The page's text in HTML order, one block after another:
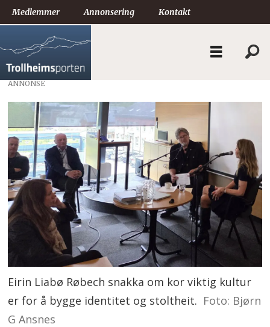
Medlemmer Annonsering Kontakt
ANNONSE
Eirin Liabø Røbech snakka om kor viktig kultur
er for å bygge identitet og stoltheit. Foto: Bjørn
G Ansnes